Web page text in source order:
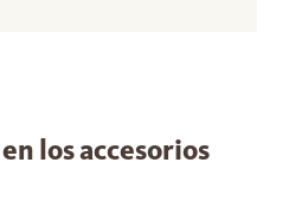
los accesorios